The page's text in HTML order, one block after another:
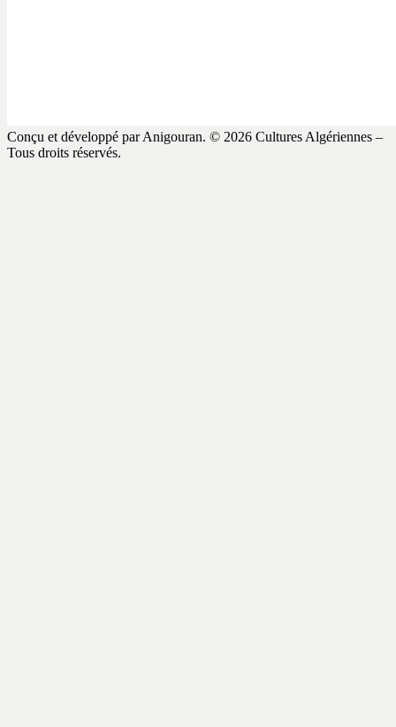
Conçu et développé par Anigouran. © 2026 Cultures Algériennes –
Tous droits réservés.